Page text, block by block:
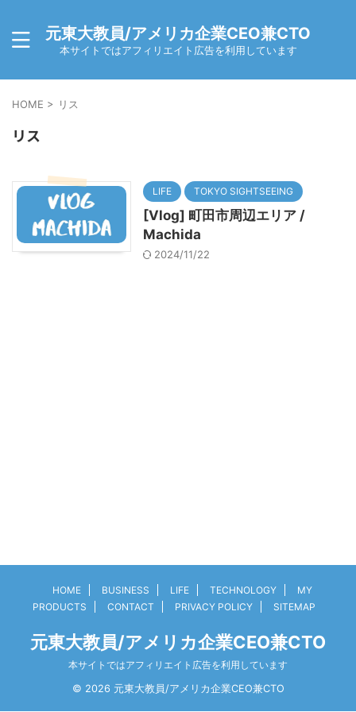
元東大教員/アメリカ企業CEO兼CTO
本サイトではアフィリエイト広告を利用しています
HOME > リス
リス
LIFE TOKYO SIGHTSEEING
[Vlog] 町田市周辺エリア /
Machida
2024/11/22
HOME BUSINESS LIFE TECHNOLOGY
MY
PRODUCTS
CONTACT PRIVACY POLICY SITEMAP
元東大教員/アメリカ企業CEO兼CTO
本サイトではアフィリエイト広告を利用しています
© 2026 元東大教員/アメリカ企業CEO兼CTO